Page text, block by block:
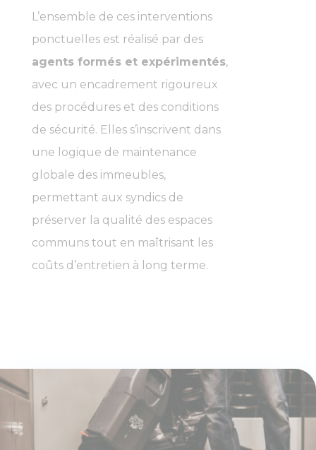
L’ensemble de ces interventions
ponctuelles est réalisé par des
agents formés et expérimentés,
avec un encadrement rigoureux
des procédures et des conditions
de sécurité. Elles s’inscrivent dans
une logique de maintenance
globale des immeubles,
permettant aux syndics de
préserver la qualité des espaces
communs tout en maîtrisant les
coûts d’entretien à long terme.